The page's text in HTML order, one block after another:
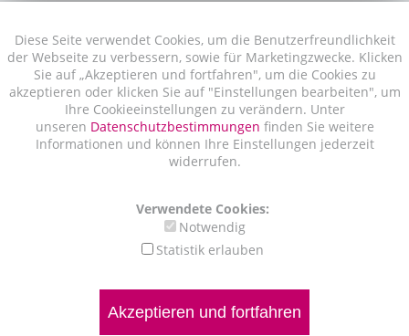
Diese Seite verwendet Cookies, um die Benutzerfreundlichkeit
der Webseite zu verbessern, sowie für Marketingzwecke. Klicken
Sie auf „Akzeptieren und fortfahren", um die Cookies zu
akzeptieren oder klicken Sie auf "Einstellungen bearbeiten", um
Ihre Cookieeinstellungen zu verändern. Unter
unseren Datenschutzbestimmungen finden Sie weitere
Informationen und können Ihre Einstellungen jederzeit
widerrufen.
Verwendete Cookies:
Notwendig
Statistik erlauben
Akzeptieren und fortfahren